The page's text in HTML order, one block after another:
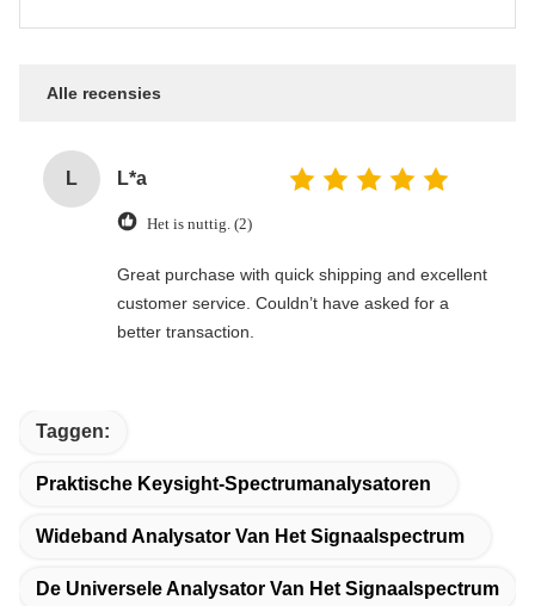
Alle recensies
L L*a
Het is nuttig. (2)
Great purchase with quick shipping and excellent
customer service. Couldn’t have asked for a
better transaction.
Taggen:
Praktische Keysight-Spectrumanalysatoren
Wideband Analysator Van Het Signaalspectrum
De Universele Analysator Van Het Signaalspectrum